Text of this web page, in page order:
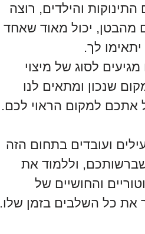
והילדים, רוצה
מהבטן, יכול מאוד שאחד
לך.
לסוג של מיצוי
שנכון ומתאים לנו
אתכם למקום הראוי לכם.
ועובדים בתחום הזה
וללמוד את
והחושיים של
את כל השלבים בזמן שלו.